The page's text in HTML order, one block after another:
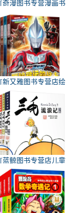
奇漫图书专营漫画书
经典原版】名侦探柯
画书全套1-月销量69
售60元
新又雅图书专营店绘
画书]捷德奥特曼漫画
全4册 幼儿园连月销
件仅售29.8元
蓝鲸图书专营店儿童
]三毛流浪记全集正版
生全5册注音版月销量
件仅售76元